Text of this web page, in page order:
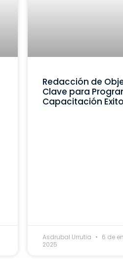
Redacción de
Clave para
Capacitación
Asdrubal Urrutia
6 de
2025